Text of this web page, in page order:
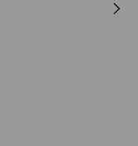
ELASTANO